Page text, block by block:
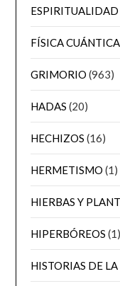
ESPIRITUALIDAD
FÍSICA CUÁNTICA
GRIMORIO (963)
HADAS (20)
HECHIZOS (16)
HERMETISMO (1)
HIERBAS Y
HIPERBÓREOS (1)
HISTORIAS DE